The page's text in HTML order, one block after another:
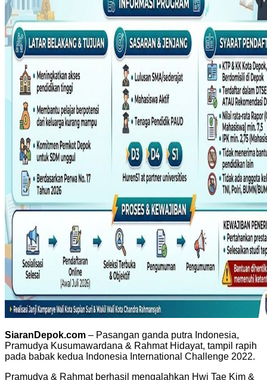
SiaranDepok.com – Pasangan ganda putra Indonesia,
Pramudya Kusumawardana & Rahmat Hidayat, tampil rapih
pada babak kedua Indonesia International Challenge 2022.
Pramudya & Rahmat berhasil mengalahkan Hwi Tae Kim &